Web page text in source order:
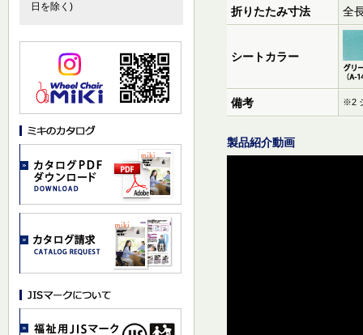
折りたたみ寸法 全
シートカラー
備考 ※2
製品紹介動画
日を除く)